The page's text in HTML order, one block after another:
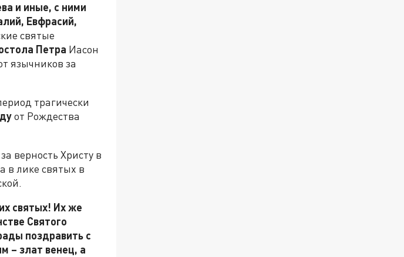
и иные, с ними
Евфрасий,
святые
Петра Иасон
язычников за
трагически
от Рождества
верность Христу в
в лике святых в
святых! Их же
Святого
поздравить с
– злат венец, а